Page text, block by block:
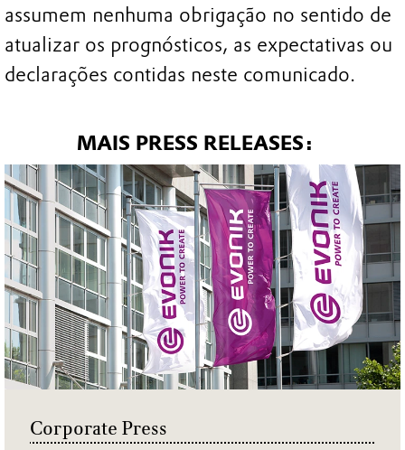
assumem nenhuma obrigação no sentido de
atualizar os prognósticos, as expectativas ou
declarações contidas neste comunicado.
MAIS PRESS RELEASES:
Corporate Press